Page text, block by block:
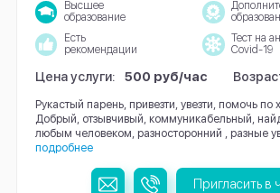
Высшее
образование
Есть
рекомендации
Тест на
Covid-19
Цена услуги: 500 руб/час
Рукастый парень, привезти, увезти, помочь по
Добрый, отзывчивый, коммуникабельный,
любым человеком, разносторонний , разные
подробнее
Пригласить в